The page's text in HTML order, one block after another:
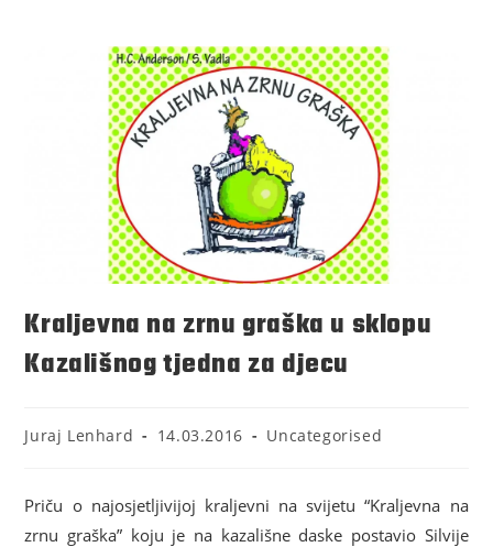
Kraljevna na zrnu graška u sklopu
Kazališnog tjedna za djecu
Juraj Lenhard 14.03.2016 Uncategorised
Priču o najosjetljivijoj kraljevni na svijetu “Kraljevna na
zrnu graška” koju je na kazališne daske postavio Silvije